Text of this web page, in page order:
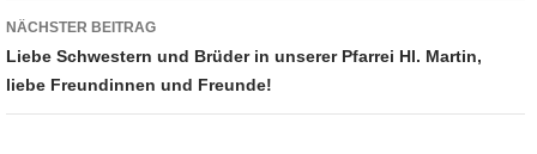
NÄCHSTER BEITRAG
Liebe Schwestern und Brüder in unserer Pfarrei Hl. Martin,
liebe Freundinnen und Freunde!